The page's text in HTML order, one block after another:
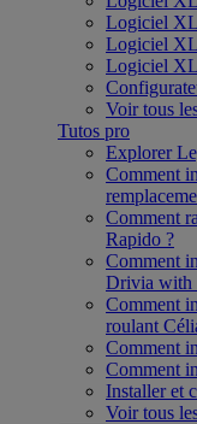
Logiciel
Logiciel
Logiciel
Voir tous
Tutos pro
Explorer
Comment
Comment
Rapido ?
Comment
Drivia with
Comment
roulant
Comment
Comment
Installer et
Voir tous